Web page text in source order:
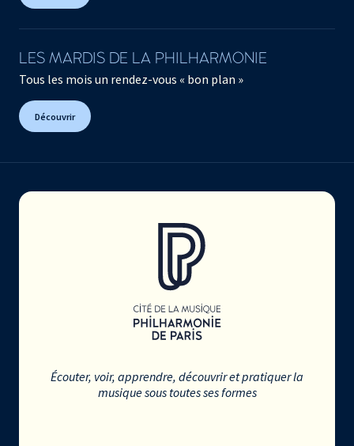
LES MARDIS DE LA PHILHARMONIE
Tous les mois un rendez-vous « bon plan »
Découvrir
Écouter, voir, apprendre, découvrir et pratiquer la
musique sous toutes ses formes